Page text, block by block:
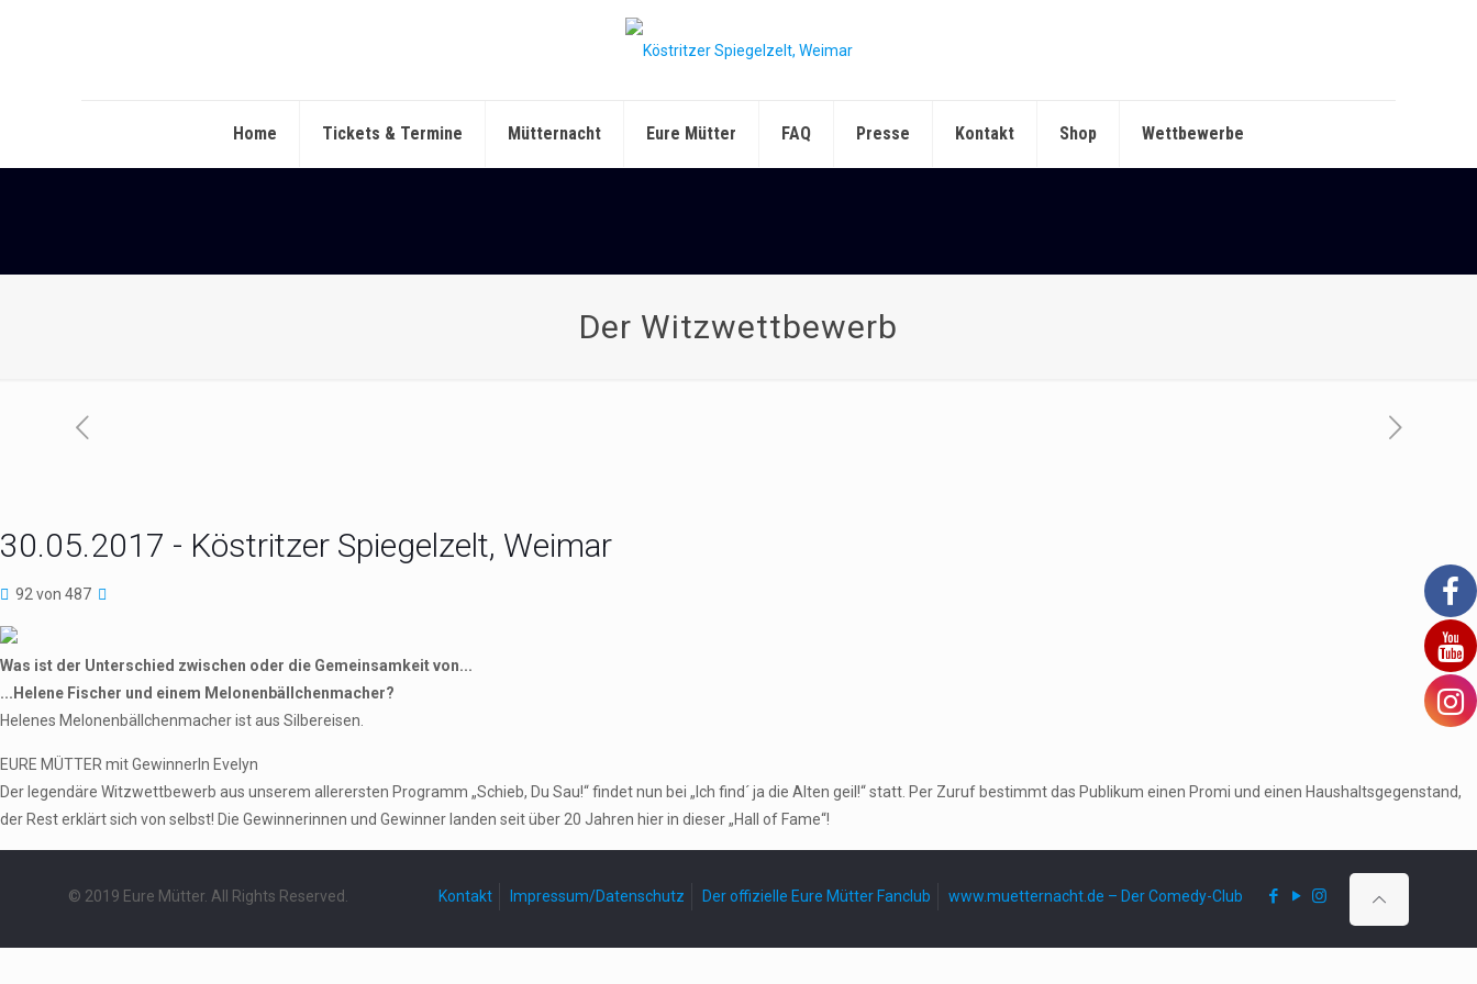
Home Tickets & Termine Mütternacht Eure Mütter FAQ Presse Kontakt Shop Wettbewerbe
Der Witzwettbewerb
30.05.2017 - Köstritzer Spiegelzelt, Weimar
92 von 487
Was ist der Unterschied zwischen oder die Gemeinsamkeit von...
...Helene Fischer und einem Melonenbällchenmacher?
Helenes Melonenbällchenmacher ist aus Silbereisen.
EURE MÜTTER mit GewinnerIn Evelyn
Der legendäre Witzwettbewerb aus unserem allerersten Programm „Schieb, Du Sau!“ findet nun bei „Ich find´ ja die Alten geil!“ statt. Per Zuruf bestimmt das Publikum einen Promi und einen Haushaltsgegenstand,
der Rest erklärt sich von selbst! Die Gewinnerinnen und Gewinner landen seit über 20 Jahren hier in dieser „Hall of Fame“!
© 2019 Eure Mütter. All Rights Reserved. Kontakt Impressum/Datenschutz Der offizielle Eure Mütter Fanclub www.muetternacht.de – Der Comedy-Club